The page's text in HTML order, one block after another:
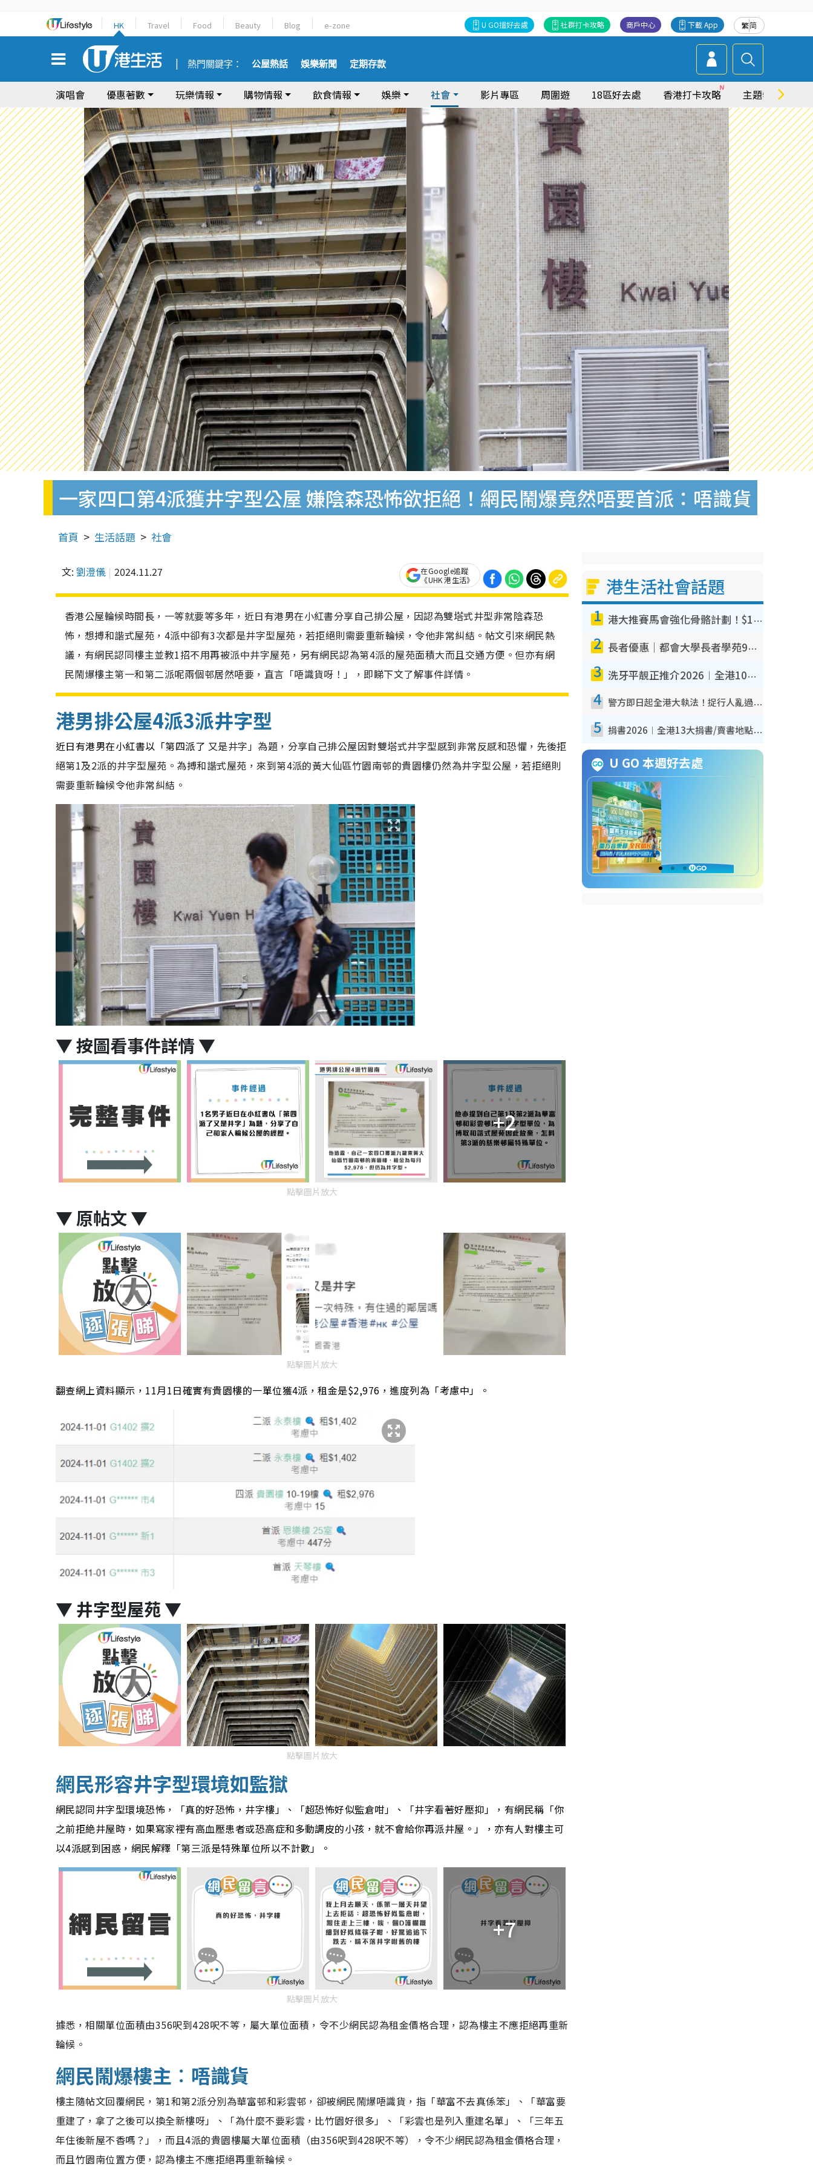
HK Travel Food Beauty Blog e-zone 繁简
下載 App
商戶中心
社群打卡攻略
U GO搵好去處
熱門關鍵字： 公屋熱話 娛樂新聞 定期存款
演唱會 優惠著數 玩樂情報 購物情報 飲食情報 娛樂 社會 影片專區 周圍遊 18區好去處 香港打卡攻略 主題特集
一家四口第4派獲井字型公屋 嫌陰森恐怖欲拒絕！網民鬧爆竟然唔要首派：唔識貨
首頁 生活話題 社會
文: 劉澄儀 2024.11.27
在Google追蹤
《UHK 港生活》
香港公屋輪候時間長，一等就要等多年，近日有港男在小紅書分享自己排公屋，因認為雙塔式井型非常陰森恐
怖，想搏和諧式屋苑，4派中卻有3次都是井字型屋苑，若拒絕則需要重新輪候，令他非常糾結。帖文引來網民熱
議，有網民認同樓主並教1招不用再被派中井字屋苑，另有網民認為第4派的屋苑面積大而且交通方便。但亦有網
民鬧爆樓主第一和第二派呢兩個邨居然唔要，直言「唔識貨呀！」，即睇下文了解事件詳情。
港男排公屋4派3派井字型
近日有港男在小紅書以「第四派了 又是井字」為題，分享自己排公屋因對雙塔式井字型感到非常反感和恐懼，先後拒
絕第1及2派的井字型屋苑。為搏和諧式屋苑，來到第4派的黃大仙區竹園南邨的貴園樓仍然為井字型公屋，若拒絕則
需要重新輪候令他非常糾結。
▼按圖看事件詳情 ▼
+2
點擊圖片放大
▼ 原帖文▼
點擊圖片放大
翻查網上資料顯示，11月1日確實有貴園樓的一單位獲4派，租金是$2,976，進度列為「考慮中」。
▼ 井字型屋苑▼
點擊圖片放大
網民形容井字型環境如監獄
網民認同井字型環境恐怖，「真的好恐怖，井字樓」、「超恐怖好似監倉咁」、「井字看著好壓抑」，有網民稱「你
之前拒絶井屋時，如果寫家裡有高血壓患者或恐高症和多動調皮的小孩，就不會給你再派井屋。」，亦有人對樓主可
以4派感到困惑，網民解釋「第三派是特殊單位所以不計數」。
+7
點擊圖片放大
據悉，相關單位面積由356呎到428呎不等，屬大單位面積，令不少網民認為租金價格合理，認為樓主不應拒絕再重新
輪候。
網民鬧爆樓主︰唔識貨
樓主隨帖文回覆網民，第1和第2派分別為華富邨和彩雲邨，卻被網民鬧爆唔識貨，指 「華富不去真係笨」、「華富要
重建了，拿了之後可以換全新樓呀」、「為什麼不要彩雲，比竹園好很多」、「彩雲也是列入重建名單」、「三年五
年住後新屋不香嗎？ 」，而且4派的貴園樓屬大單位面積（由356呎到428呎不等），令不少網民認為租金價格合理，
而且竹園南位置方便，認為樓主不應拒絕再重新輪候。
港生活社會話題
1 港大推賽馬會強化骨骼計劃！$100骨質密度X光檢查 完成免費運動訓練送超市禮券！附參加資格
2 長者優惠｜都會大學長者學苑9月免費課程！多媒體/微電影創作/網絡安全 附報名方法教學
3 洗牙平靚正推介2026︱全港10大牙科診所/醫院懶人包 夜診至8點/鎮靜潔牙/醫療券適用
4 警方即日起全港大執法！捉行人亂過馬路+司機不專注駕駛！亂過馬路罰$2000
5 捐書2026︱全港13大捐書/賣書地點懶人包 二手課本最高$150＋舊書換免費咖啡/戲票
U GO 本週好去處